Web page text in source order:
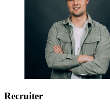
Recruiter